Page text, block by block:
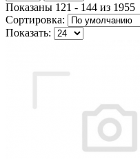
Показаны 121 - 144 из 1955
Сортировка:
Показать: